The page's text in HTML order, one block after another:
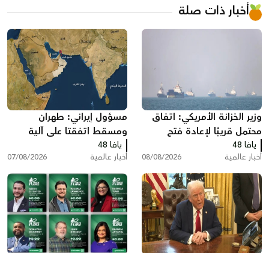
أخبار ذات صلة
وزير الخزانة الأمريكي: اتفاق
محتمل قريبًا لإعادة فتح
مضيق هرمز وخفض أسعار
الطاقة
يافا 48
أخبار عالمية 08/08/2026
مسؤول إيراني: طهران
ومسقط اتفقتا على آلية
لعبور مضيق هرمز تتضمن
رسوم خدماتية
يافا 48
أخبار عالمية 07/08/2026